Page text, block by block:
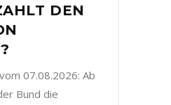
DEN
07.08.2026: Ab
Bund die